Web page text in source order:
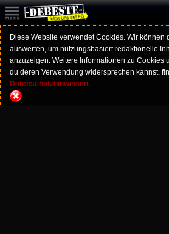
Diese Website verwendet Cookies. Wir können
auswerten, um nutzungsbasiert redaktionelle
anzuzeigen. Weitere Informationen zu Cookies
du deren Verwendung widersprechen kannst,
Datenschutzhinweisen.